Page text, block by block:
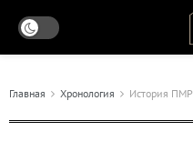
Главная Хронология История ПМР